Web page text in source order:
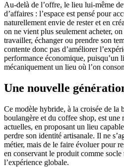
Au-delà de l’offre, le lieu lui-même
d’affaires : l’espace est pensé pour
naturellement envie de rester et en
on ne vient plus seulement acheter,
travailler, échanger ou prendre son
contente donc pas d’améliorer
performance économique, puisqu’un
mécaniquement un lieu où l’on
Une nouvelle
Ce modèle hybride, à la croisée de la
boulangère et du coffee shop, est une
actuelles, en proposant un lieu
perdre son identité artisanale. Il ne
métier, mais de le faire évoluer pour
en conservant le produit comme socle
l’expérience globale.